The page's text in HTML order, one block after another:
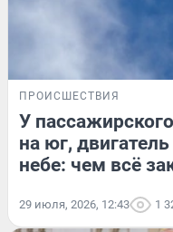
ПРОИСШЕСТВИЯ
У
на юг,
небе: чем всё
29 июля, 2026, 12:43 1